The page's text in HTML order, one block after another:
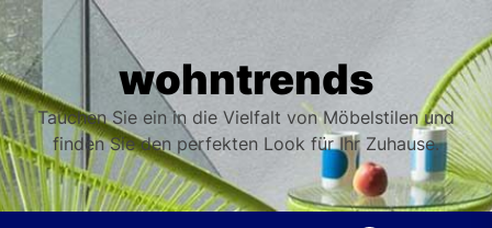
Skip
to
the
content
wohntrends
Tauchen Sie ein in die Vielfalt von Möbelstilen und
finden Sie den perfekten Look für Ihr Zuhause.